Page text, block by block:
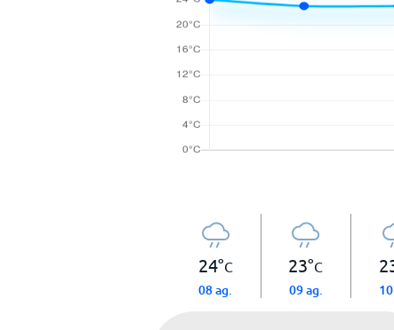
24°C
08 ag.
23°C
09 ag.